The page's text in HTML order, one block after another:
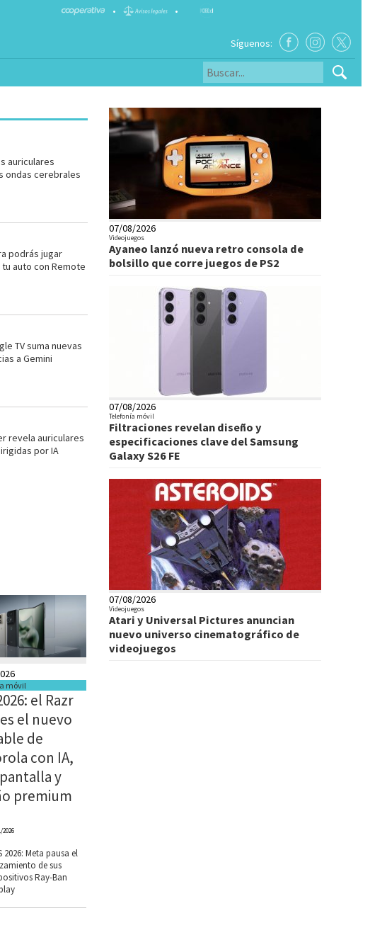
• •
Síguenos:
auriculares
ondas cerebrales
podrás jugar
auto con Remote
TV suma nuevas
a Gemini
revela auriculares
por IA
móvil
el Razr
el nuevo
de
con IA,
y
premium
2026
2026: Meta pausa el
de sus
Ray-Ban
07/08/2026
Videojuegos
Ayaneo lanzó nueva retro consola de
bolsillo que corre juegos de PS2
07/08/2026
Telefonía móvil
Filtraciones revelan diseño y
especificaciones clave del Samsung
Galaxy S26 FE
07/08/2026
Videojuegos
Atari y Universal Pictures anuncian
nuevo universo cinematográfico de
videojuegos